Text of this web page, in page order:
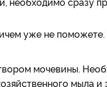
уже не
мочевины.
мыла